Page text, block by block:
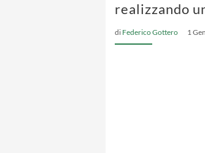
realizzando
di Federico Gottero 1